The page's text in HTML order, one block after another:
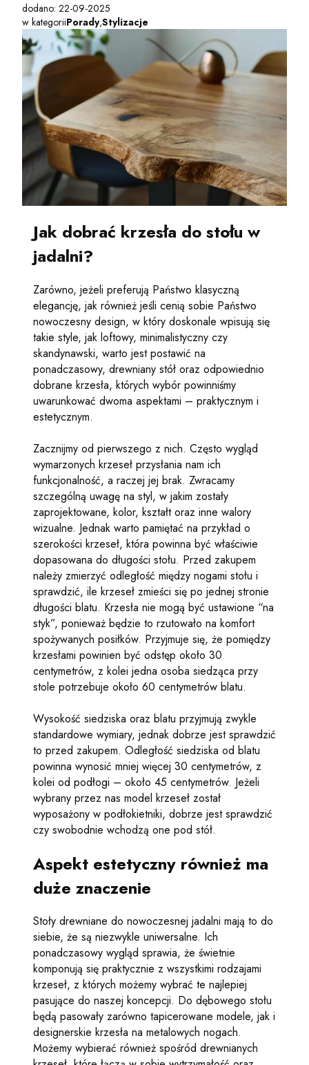
dodano: 22-09-2025
w kategoriiPorady,Stylizacje
Jak dobrać krzesła do stołu w
jadalni?
Zarówno, jeżeli preferują Państwo klasyczną
elegancję, jak również jeśli cenią sobie Państwo
nowoczesny design, w który doskonale wpisują się
takie style, jak loftowy, minimalistyczny czy
skandynawski, warto jest postawić na
ponadczasowy, drewniany stół oraz odpowiednio
dobrane krzesła, których wybór powinniśmy
uwarunkować dwoma aspektami – praktycznym i
estetycznym.
Zacznijmy od pierwszego z nich. Często wygląd
wymarzonych krzeseł przysłania nam ich
funkcjonalność, a raczej jej brak. Zwracamy
szczególną uwagę na styl, w jakim zostały
zaprojektowane, kolor, kształt oraz inne walory
wizualne. Jednak warto pamiętać na przykład o
szerokości krzeseł, która powinna być właściwie
dopasowana do długości stołu. Przed zakupem
należy zmierzyć odległość między nogami stołu i
sprawdzić, ile krzeseł zmieści się po jednej stronie
długości blatu. Krzesła nie mogą być ustawione “na
styk”, ponieważ będzie to rzutowało na komfort
spożywanych posiłków. Przyjmuje się, że pomiędzy
krzesłami powinien być odstęp około 30
centymetrów, z kolei jedna osoba siedząca przy
stole potrzebuje około 60 centymetrów blatu.
Wysokość siedziska oraz blatu przyjmują zwykle
standardowe wymiary, jednak dobrze jest sprawdzić
to przed zakupem. Odległość siedziska od blatu
powinna wynosić mniej więcej 30 centymetrów, z
kolei od podłogi – około 45 centymetrów. Jeżeli
wybrany przez nas model krzeseł został
wyposażony w podłokietniki, dobrze jest sprawdzić
czy swobodnie wchodzą one pod stół.
Aspekt estetyczny również ma
duże znaczenie
Stoły drewniane do nowoczesnej jadalni mają to do
siebie, że są niezwykle uniwersalne. Ich
ponadczasowy wygląd sprawia, że świetnie
komponują się praktycznie z wszystkimi rodzajami
krzeseł, z których możemy wybrać te najlepiej
pasujące do naszej koncepcji. Do dębowego stołu
będą pasowały zarówno tapicerowane modele, jak i
designerskie krzesła na metalowych nogach.
Możemy wybierać również spośród drewnianych